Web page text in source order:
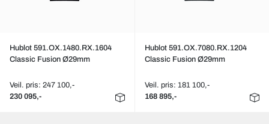
Hublot 591.OX.1480.RX.1604
Classic Fusion Ø29mm
Veil. pris: 247 100,-
230 095,-
Hublot 591.OX.7080.RX.1204
Classic Fusion Ø29mm
Veil. pris: 181 100,-
168 895,-